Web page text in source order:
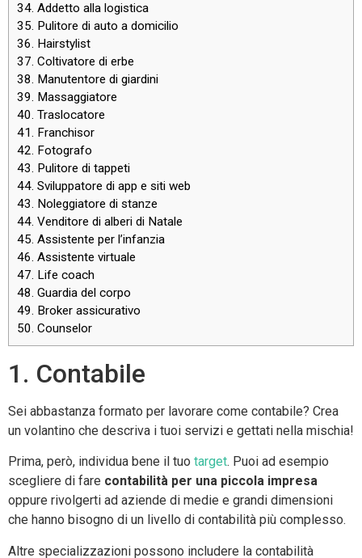
34. Addetto alla logistica
35. Pulitore di auto a domicilio
36. Hairstylist
37. Coltivatore di erbe
38. Manutentore di giardini
39. Massaggiatore
​​40. Traslocatore
41. Franchisor
42. Fotografo
43. Pulitore di tappeti
44. Sviluppatore di app e siti web
43. Noleggiatore di stanze
44. Venditore di alberi di Natale
45. Assistente per l’infanzia
46. Assistente virtuale
47. Life coach
48. Guardia del corpo
49. Broker assicurativo
50. Counselor
1. Contabile
Sei abbastanza formato per lavorare come contabile? Crea
un volantino che descriva i tuoi servizi e gettati nella mischia!
Prima, però, individua bene il tuo target. Puoi ad esempio
scegliere di fare contabilità per una piccola impresa
oppure rivolgerti ad aziende di medie e grandi dimensioni
che hanno bisogno di un livello di contabilità più complesso.
Altre specializzazioni possono includere la contabilità